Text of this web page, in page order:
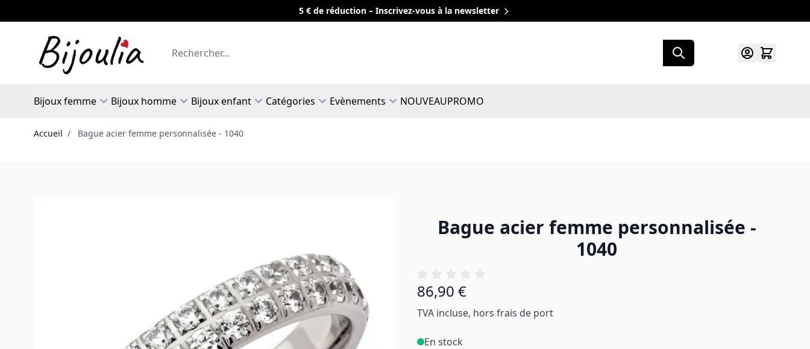
5 € de réduction – Inscrivez-vous à la newsletter
Rechercher
Bijoux femme Bijoux homme Bijoux enfant Catégories Evènements NOUVEAUPROMO
Accueil / Bague acier femme personnalisée - 1040
Bague acier femme personnalisée -
1040
À partir de:
86,90 €
TVA incluse, hors frais de port
En stock